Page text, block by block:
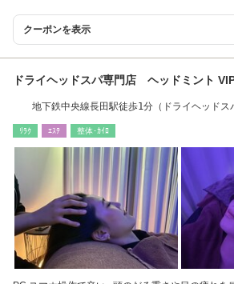
クーポンを表示
ドライヘッドスパ専門店 ヘッドミント
地下鉄中央線長田駅徒歩1分（ドライヘッドス
ﾘﾗｸ ｴｽﾃ 整体･ｶｲﾛ